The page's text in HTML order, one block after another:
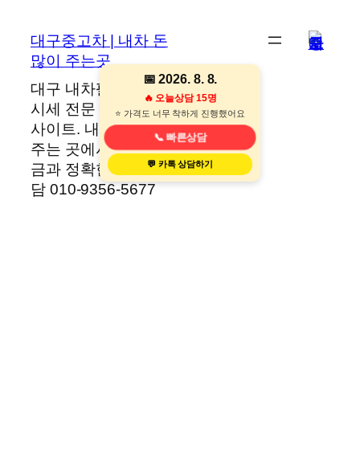
대구중고차 | 내차 돈
많이 주는곳
대구 내차팔기·중고차
시세 전문 대구중고차
사이트. 내차 돈 많이
주는 곳에서 당일 현
금과 정확한 견적, 상
담 010-9356-5677
📅 2026. 8. 8.
🔥 오늘상담 15명
⭐ 처음이라 걱정했는데 완전만족!!!
📞 빠른상담
💬 카톡 상담하기